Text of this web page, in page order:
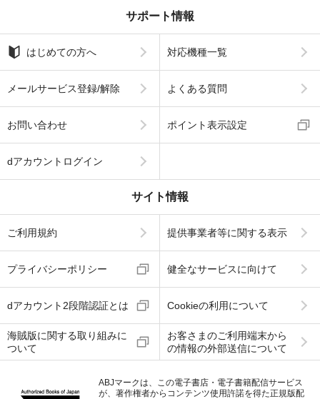
サポート情報
はじめての方へ 対応機種一覧
メールサービス登録/解除 よくある質問
お問い合わせ ポイント表示設定
dアカウントログイン
サイト情報
ご利用規約 提供事業者等に関する表示
プライバシーポリシー 健全なサービスに向けて
dアカウント2段階認証とは Cookieの利用について
海賊版に関する取り組みに
ついて
お客さまのご利用端末から
の情報の外部送信について
ABJマークは、この電子書店・電子書籍配信サービス
が、著作権者からコンテンツ使用許諾を得た正規版配